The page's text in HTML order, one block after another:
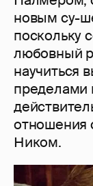
новым су-
поскольку
любовный
научиться
пределами
отношения
Ником.